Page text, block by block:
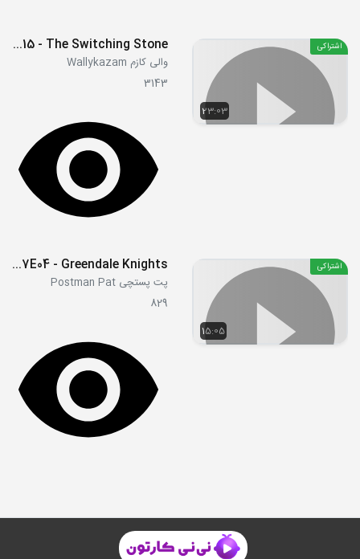
23:03
اشتراکی S01E15 - The Switching Stone
والی کازم Wallykazam
3143
15:05
اشتراکی S07E04 - Greendale Knights
پت پستچی Postman Pat
829